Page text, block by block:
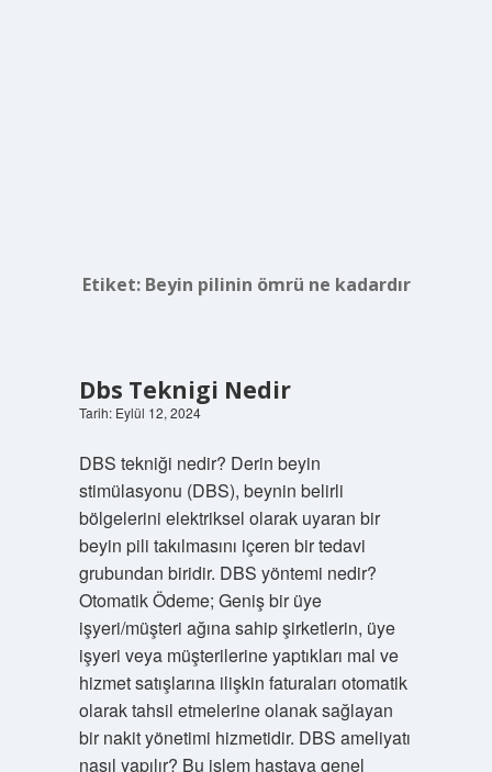
Etiket: Beyin pilinin ömrü ne kadardır
Dbs Teknigi Nedir
Tarih: Eylül 12, 2024
DBS tekniği nedir? Derin beyin
stimülasyonu (DBS), beynin belirli
bölgelerini elektriksel olarak uyaran bir
beyin pili takılmasını içeren bir tedavi
grubundan biridir. DBS yöntemi nedir?
Otomatik Ödeme; Geniş bir üye
işyeri/müşteri ağına sahip şirketlerin, üye
işyeri veya müşterilerine yaptıkları mal ve
hizmet satışlarına ilişkin faturaları otomatik
olarak tahsil etmelerine olanak sağlayan
bir nakit yönetimi hizmetidir. DBS ameliyatı
nasıl yapılır? Bu işlem hastaya genel